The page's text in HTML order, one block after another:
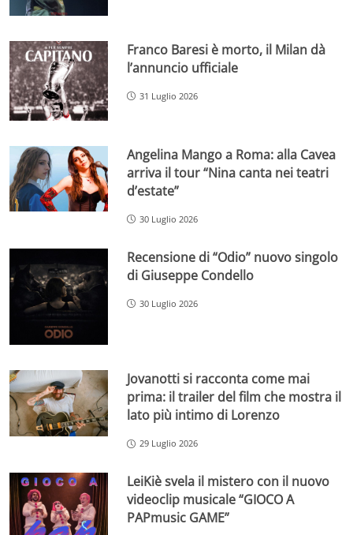
Franco Baresi è morto, il Milan dà
l’annuncio ufficiale
31 Luglio 2026
Angelina Mango a Roma: alla Cavea
arriva il tour “Nina canta nei teatri
d’estate”
30 Luglio 2026
Recensione di “Odio” nuovo singolo
di Giuseppe Condello
30 Luglio 2026
Jovanotti si racconta come mai
prima: il trailer del film che mostra il
lato più intimo di Lorenzo
29 Luglio 2026
LeiKiè svela il mistero con il nuovo
videoclip musicale “GIOCO A
PAPmusic GAME”